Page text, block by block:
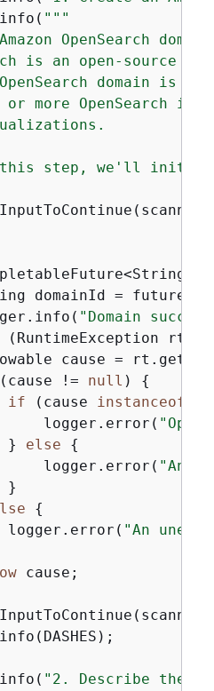
"" "
OpenSearch
is an open-source
domain is
or more OpenSearch
step, we'll
domainId =
"Domain
(RuntimeException rt)
cause =
!= null ) {
if (cause instanceof
logger.error(
}
else
{
logger.error(
"An
}
{
logger.error(
"An
cause;
"2. Describe the